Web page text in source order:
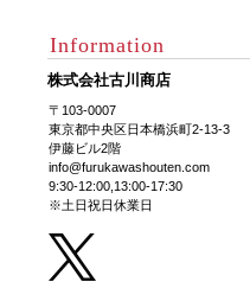
Information
株式会社古川商店
〒103-0007
東京都中央区日本橋浜町2-13-3
伊藤ビル2階
info@furukawashouten.com
9:30-12:00,13:00-17:30
※土日祝日休業日